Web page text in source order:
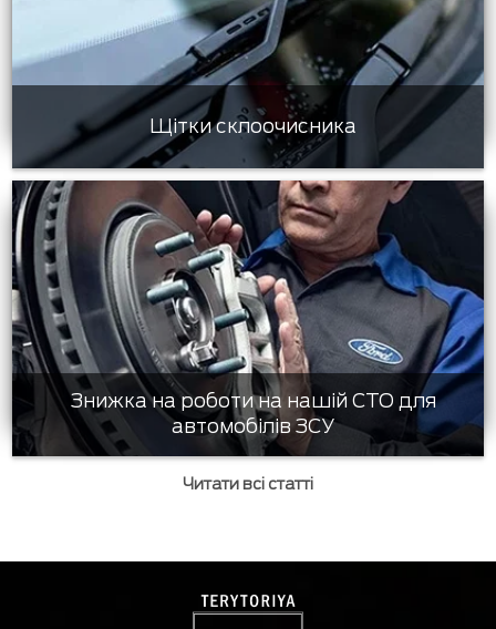
Щітки склоочисника
Знижка на роботи на нашій СТО для
автомобілів ЗСУ
Читати всі статті